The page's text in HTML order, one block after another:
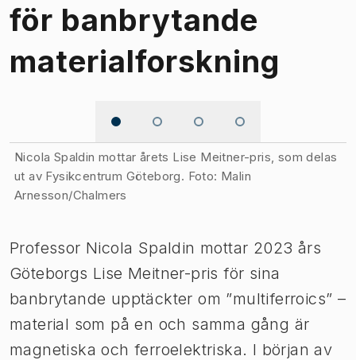
för banbrytande
materialforskning
Nicola Spaldin mottar årets Lise Meitner-pris, som delas
ut av Fysikcentrum Göteborg. Foto: Malin
Arnesson/Chalmers
Professor Nicola Spaldin mottar 2023 års
Göteborgs Lise Meitner-pris för sina
banbrytande upptäckter om ”multiferroics” –
material som på en och samma gång är
magnetiska och ferroelektriska. I början av